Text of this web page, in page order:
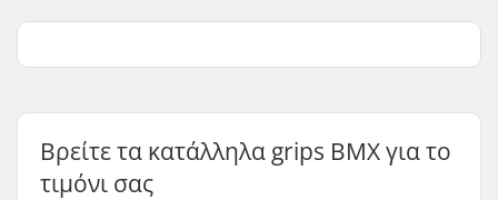
Βρείτε τα κατάλληλα grips BMX για το
τιμόνι σας